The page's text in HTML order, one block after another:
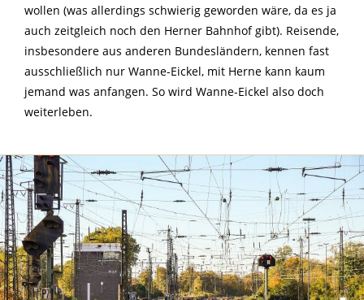
wollen (was allerdings schwierig geworden wäre, da es ja
auch zeitgleich noch den Herner Bahnhof gibt). Reisende,
insbesondere aus anderen Bundesländern, kennen fast
ausschließlich nur Wanne-Eickel, mit Herne kann kaum
jemand was anfangen. So wird Wanne-Eickel also doch
weiterleben.